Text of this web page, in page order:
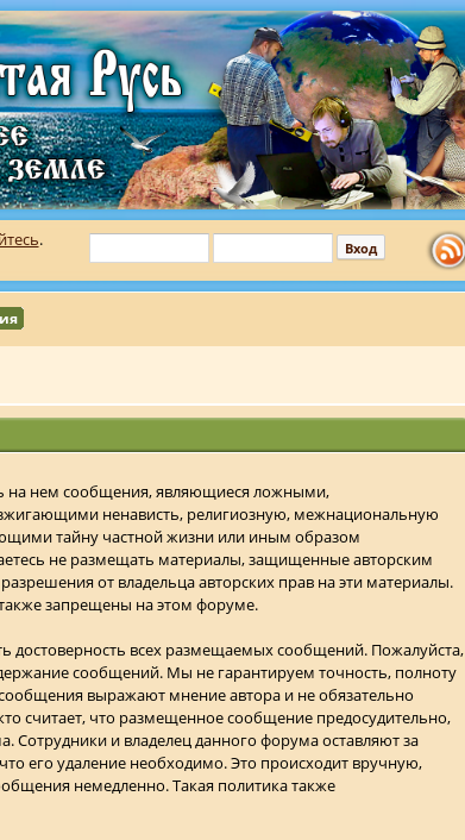
.
на нем сообщения, являющиеся ложными,
ненависть, религиозную, межнациональную
тайну частной жизни или иным образом
не размещать материалы, защищенные авторским
от владельца авторских прав на эти материалы.
запрещены на этом форуме.
достоверность всех размещаемых сообщений. Пожалуйста,
сообщений. Мы не гарантируем точность, полноту
выражают мнение автора и не обязательно
считает, что размещенное сообщение предосудительно,
Сотрудники и владелец данного форума оставляют за
его удаление необходимо. Это происходит вручную,
немедленно. Такая политика также